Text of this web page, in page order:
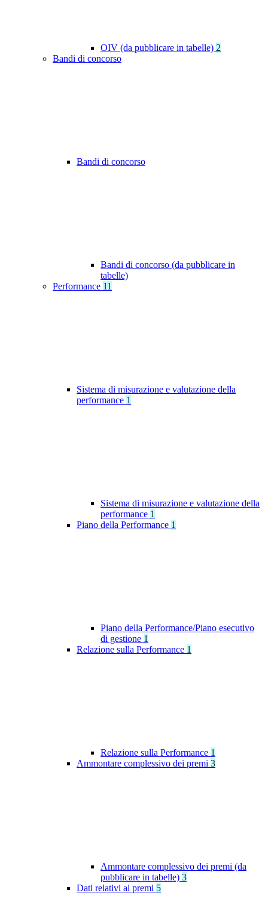
OIV (da pubblicare in tabelle) 2
Bandi di concorso
Bandi di concorso
Bandi di concorso (da pubblicare in
tabelle)
Performance 11
Sistema di misurazione e valutazione della
performance 1
Sistema di misurazione e valutazione della
performance 1
Piano della Performance 1
Piano della Performance/Piano esecutivo
di gestione 1
Relazione sulla Performance 1
Relazione sulla Performance 1
Ammontare complessivo dei premi 3
Ammontare complessivo dei premi (da
pubblicare in tabelle) 3
Dati relativi ai premi 5